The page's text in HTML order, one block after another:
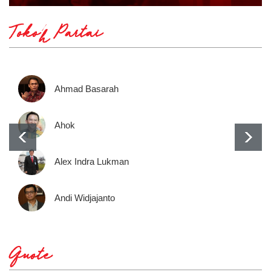
Tokoh Partai
Ahmad Basarah
Ahok
Alex Indra Lukman
Andi Widjajanto
Quote